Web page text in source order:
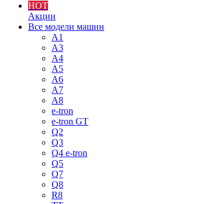
HOT
Акции
Все модели машин
A1
A3
A4
A5
A6
A7
A8
e-tron
e-tron GT
Q2
Q3
Q4 e-tron
Q5
Q7
Q8
R8